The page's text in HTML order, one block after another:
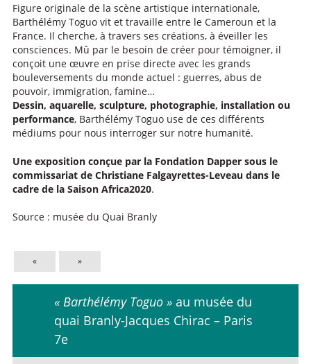
Figure originale de la scène artistique internationale,
Barthélémy Toguo vit et travaille entre le Cameroun et la
France. Il cherche, à travers ses créations, à éveiller les
consciences. Mû par le besoin de créer pour témoigner, il
conçoit une œuvre en prise directe avec les grands
bouleversements du monde actuel : guerres, abus de
pouvoir, immigration, famine…
Dessin, aquarelle, sculpture, photographie, installation ou
performance, Barthélémy Toguo use de ces différents
médiums pour nous interroger sur notre humanité.
Une exposition conçue par la Fondation Dapper sous le
commissariat de Christiane Falgayrettes-Leveau dans le
cadre de la Saison Africa2020.
Source : musée du Quai Branly
« »
« Barthélémy Toguo » au musée du
quai Branly-Jacques Chirac – Paris
7e